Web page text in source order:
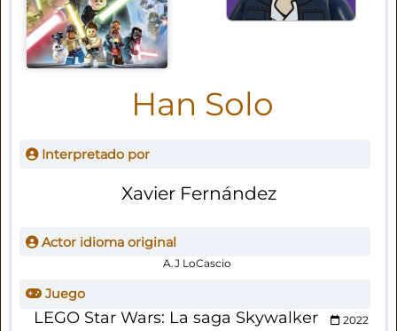
Han Solo
Interpretado por
Xavier Fernández
Actor idioma original
A.J LoCascio
Juego
LEGO Star Wars: La saga Skywalker 2022